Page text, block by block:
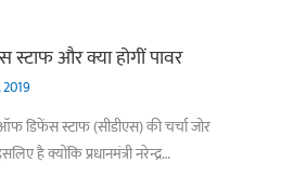
और क्या होगीं पावर
डिफेंस स्टाफ (सीडीएस) की चर्चा जोर
है क्योंकि प्रधानमंत्री नरेन्द्र…